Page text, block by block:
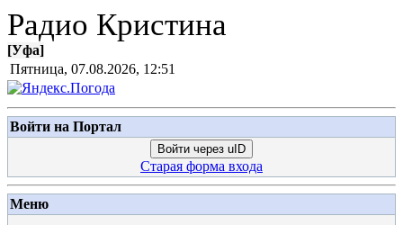
Радио Кристина
[Уфа]
Пятница, 07.08.2026, 12:51
Войти на Портал
Войти через uID
Старая форма входа
Меню